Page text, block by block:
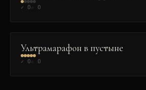
✓ 0 0
👑
ЭКСТРИМ
Ультрамарафон в пустыне
✓ 0 0